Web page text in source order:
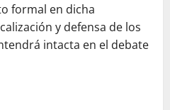
formal en dicha
y defensa de los
intacta en el debate